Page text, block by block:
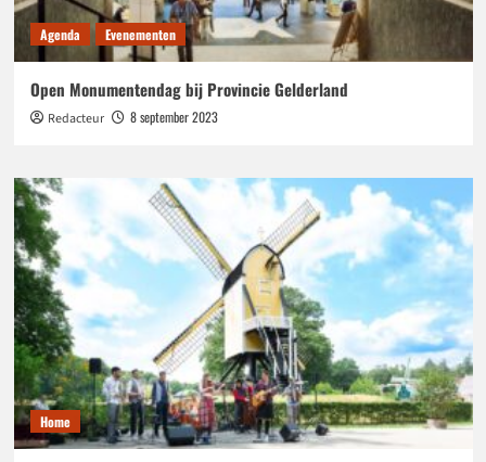
Agenda Evenementen
Open Monumentendag bij Provincie Gelderland
Redacteur 8 september 2023
Home